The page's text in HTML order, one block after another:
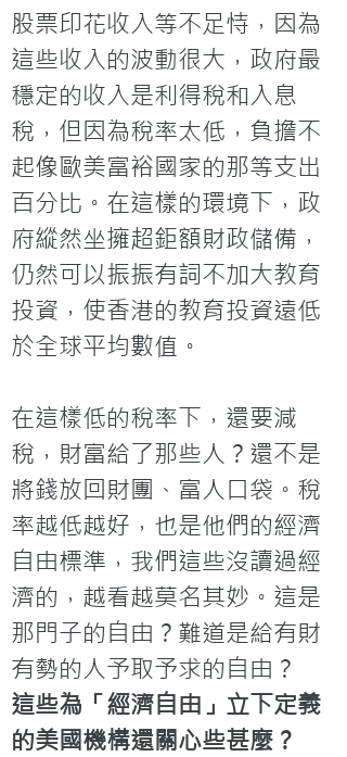
股票印花收入等不足恃，因為
這些收入的波動很大，政府最
穩定的收入是利得稅和入息
稅，但因為稅率太低，負擔不
起像歐美富裕國家的那等支出
百分比。在這樣的環境下，政
府縱然坐擁超鉅額財政儲備，
仍然可以振振有詞不加大教育
投資，使香港的教育投資遠低
於全球平均數值。
在這樣低的稅率下，還要減
稅，財富給了那些人？還不是
將錢放回財團、富人口袋。稅
率越低越好，也是他們的經濟
自由標準，我們這些沒讀過經
濟的，越看越莫名其妙。這是
那門子的自由？難道是給有財
有勢的人予取予求的自由？
這些為「經濟自由」立下定義
的美國機構還關心些甚麼？